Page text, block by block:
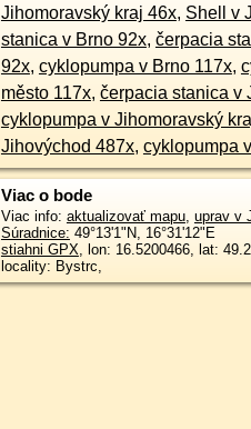
Jihomoravský kraj 46x, Shell v
stanica v Brno 92x, čerpacia
92x, cyklopumpa v Brno 117x,
město 117x, čerpacia stanica v
cyklopumpa v Jihomoravský
Jihovýchod 487x, cyklopumpa
Viac o bode
Viac info: aktualizovať mapu, uprav v
Súradnice: 49°13'1"N, 16°31'12"E
stiahni GPX, lon: 16.5200466, lat:
locality: Bystrc,